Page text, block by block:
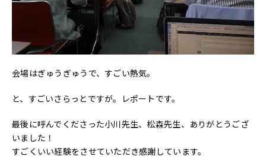
会場はぎゅうぎゅうで、すごい熱気。
と、すごいさらっとですが。レポートです。
最後に呼んでくださった小川先生、松森先生、ありがとうござ
いました！
すごくいい経験をさせていただき感謝しています。